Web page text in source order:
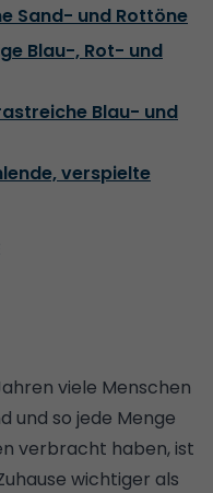
Sand- und Rottöne
Blau-, Rot- und
Blau- und
verspielte
viele Menschen
und so jede Menge
verbracht haben, ist
wichtiger als